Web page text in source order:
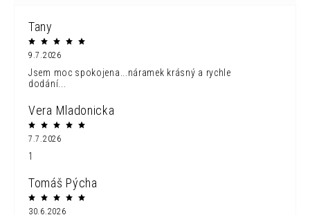
Tany
9.7.2026
Jsem moc spokojena...náramek krásný a rychle
dodání...
Vera Mladonicka
7.7.2026
1
Tomáš Pýcha
30.6.2026